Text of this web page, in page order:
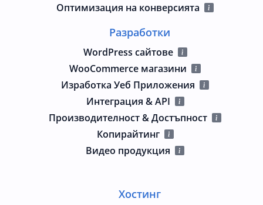
Оптимизация на конверсията
Разработки
WordPress сайтове
WooCommerce магазини
Изработка Уеб Приложения
Интеграция & API
Производителност & Достъпност
Копирайтинг
Видео продукция
Хостинг